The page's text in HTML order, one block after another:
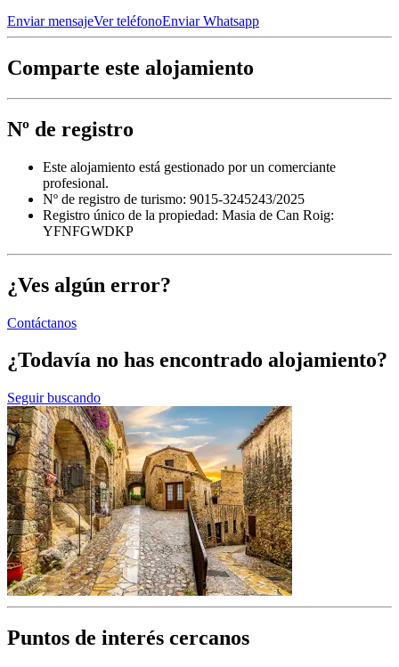
Enviar mensajeVer teléfonoEnviar Whatsapp
Comparte este alojamiento
Nº de registro
Este alojamiento está gestionado por un comerciante
profesional.
Nº de registro de turismo: 9015-3245243/2025
Registro único de la propiedad: Masia de Can Roig:
YFNFGWDKP
¿Ves algún error?
Contáctanos
¿Todavía no has encontrado alojamiento?
Seguir buscando
Puntos de interés cercanos